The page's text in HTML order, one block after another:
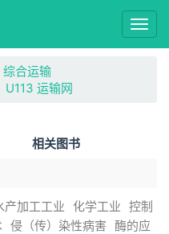
综合运输
U113 运输网
相关图书
产加工工业 化学工业 控制
侵（传）染性病害 酶的应